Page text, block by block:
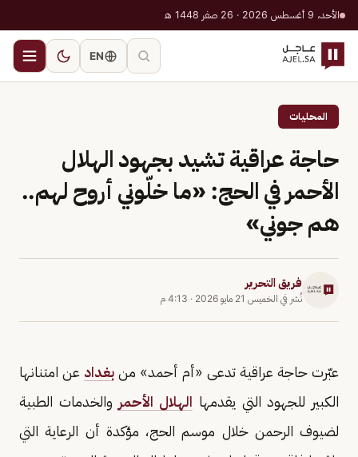
الأحد، 9 أغسطس 2026 · 26 صفر 1448 هـ
EN
المحليات
حاجة عراقية تشيد بجهود الهلال
الأحمر في الحج: «ما خلّوني أروح لهم..
هم جوني»
فريق التحرير
نُشر في الخميس 21 مايو 2026 · 4:13 م
عبّرت حاجة عراقية تدعى «أم أحمد» من بغداد عن امتنانها
الكبير للجهود التي يقدمها الهلال الأحمر والخدمات الطبية
لضيوف الرحمن خلال موسم الحج، مؤكدة أن الرعاية التي